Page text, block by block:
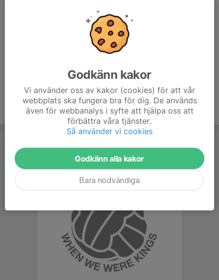
Godkänn kakor
Vi använder oss av kakor (cookies) för att vår
webbplats ska fungera bra för dig. De används
även för webbanalys i syfte att hjälpa oss att
förbättra våra tjänster.
Så använder vi cookies
Godkänn alla kakor
Bara nödvändiga